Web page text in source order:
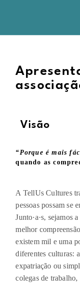
Visão
“Porque é mais
quando as
A TellUs Cultures
pessoas possam se
Junto·a·s, sejamos
melhor
existem mil e uma
diferentes culturas:
expatriação ou
colegas de trabalho,